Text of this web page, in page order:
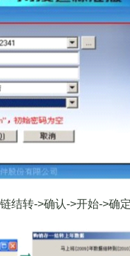
结转->确认->开始->确